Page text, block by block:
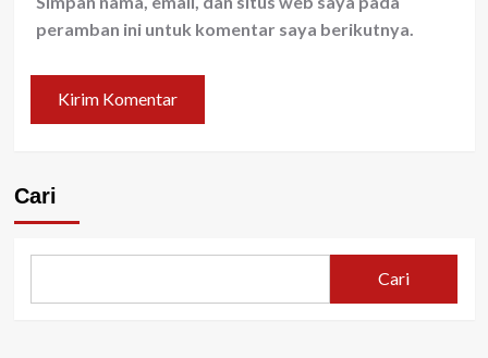
peramban ini untuk komentar saya berikutnya.
Cari
Cari